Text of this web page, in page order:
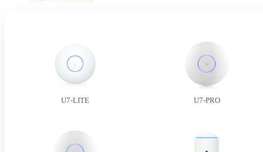
U7-LITE U7-PRO